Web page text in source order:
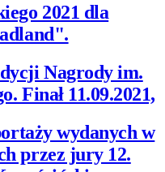
2021 dla
Nagrody im.
Finał 11.09.2021,
wydanych w
przez jury 12.